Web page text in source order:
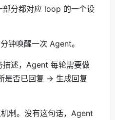
部分都对应 loop 的一个设
钟唤醒一次 Agent。
描述，Agent 每轮需要做
是否已回复 → 生成回复
制。没有这句话，Agent